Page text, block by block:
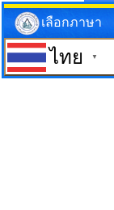
เลือกภาษา
ไทย ▼